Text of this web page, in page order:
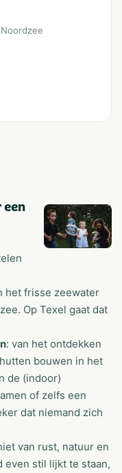
Noordzee
een
het frisse zeewater
Op Texel gaat dat
: van het ontdekken
bouwen in het
de (indoor)
of zelfs een
dat niemand zich
van rust, natuur en
even stil lijkt te staan,